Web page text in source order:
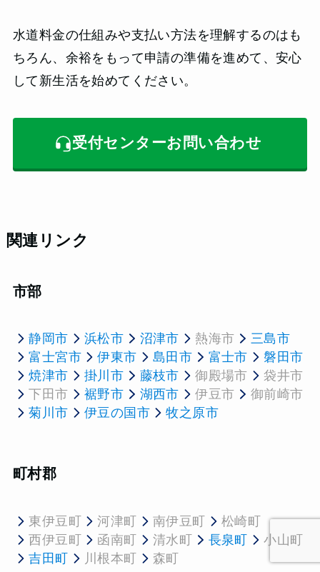
水道料金の仕組みや支払い方法を理解するのはも
ちろん、余裕をもって申請の準備を進めて、安心
して新生活を始めてください。
受付センターお問い合わせ
関連リンク
市部
静岡市 浜松市 沼津市 熱海市
三島市
富士宮市
伊東市 島田市 富士市
磐田市
焼津市
掛川市 藤枝市 御殿場市
袋井市
下田市
裾野市 湖西市 伊豆市
御前崎市
菊川市
伊豆の国市 牧之原市
町村郡
東伊豆町 河津町 南伊豆町
松崎町
西伊豆町
函南町 清水町 長泉町
小山町
吉田町
川根本町 森町